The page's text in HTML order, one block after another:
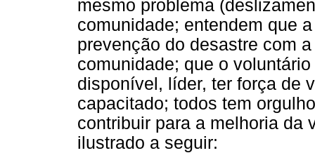
mesmo problema
comunidade; entendem que
prevenção do desastre com
comunidade; que o
disponível, líder, ter força de
capacitado; todos tem
contribuir para a melhoria da
ilustrado a seguir: